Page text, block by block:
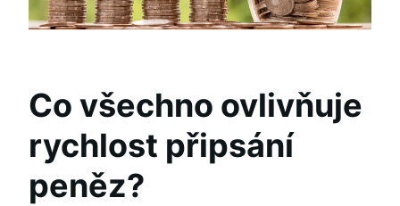
Co všechno ovlivňuje
rychlost připsání
peněz?